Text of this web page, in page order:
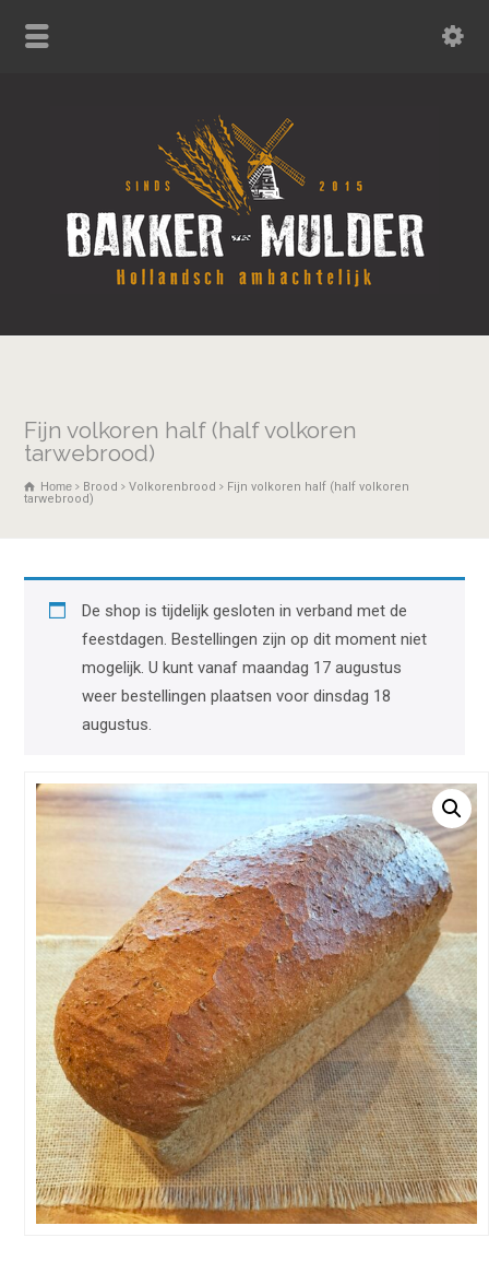
Fijn volkoren half (half volkoren
tarwebrood)
Home Brood Volkorenbrood
Fijn volkoren half (half volkoren
tarwebrood)
De shop is tijdelijk gesloten in verband met de
feestdagen. Bestellingen zijn op dit moment niet
mogelijk. U kunt vanaf maandag 17 augustus
weer bestellingen plaatsen voor dinsdag 18
augustus.